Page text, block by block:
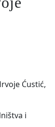
Ćustić,
i